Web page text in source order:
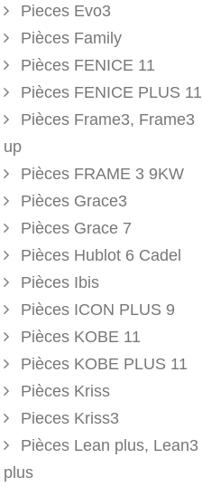
Pieces Evo3
Pièces Family
Pièces FENICE 11
Pièces FENICE PLUS 11
Pièces Frame3, Frame3
up
Pièces FRAME 3 9KW
Pièces Grace3
Pièces Grace 7
Pièces Hublot 6 Cadel
Pièces Ibis
Pièces ICON PLUS 9
Pièces KOBE 11
Pièces KOBE PLUS 11
Pièces Kriss
Pieces Kriss3
Pièces Lean plus, Lean3
plus